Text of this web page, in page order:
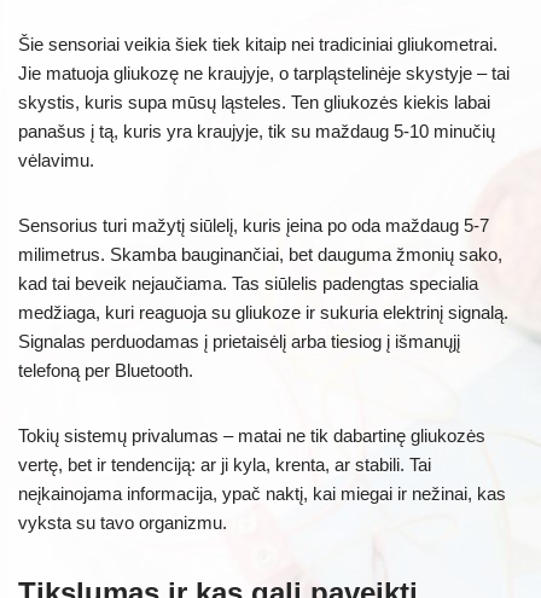
Šie sensoriai veikia šiek tiek kitaip nei tradiciniai gliukometrai.
Jie matuoja gliukozę ne kraujyje, o tarpląstelinėje skystyje – tai
skystis, kuris supa mūsų ląsteles. Ten gliukozės kiekis labai
panašus į tą, kuris yra kraujyje, tik su maždaug 5-10 minučių
vėlavimu.
Sensorius turi mažytį siūlelį, kuris įeina po oda maždaug 5-7
milimetrus. Skamba bauginančiai, bet dauguma žmonių sako,
kad tai beveik nejaučiama. Tas siūlelis padengtas specialia
medžiaga, kuri reaguoja su gliukoze ir sukuria elektrinį signalą.
Signalas perduodamas į prietaisėlį arba tiesiog į išmanųjį
telefoną per Bluetooth.
Tokių sistemų privalumas – matai ne tik dabartinę gliukozės
vertę, bet ir tendenciją: ar ji kyla, krenta, ar stabili. Tai
neįkainojama informacija, ypač naktį, kai miegai ir nežinai, kas
vyksta su tavo organizmu.